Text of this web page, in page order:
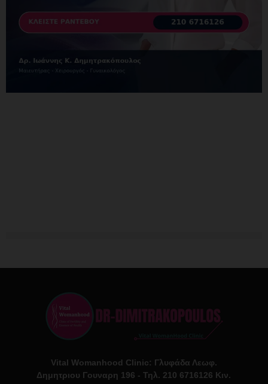
Vital Womanhood Clinic: Γλυφάδα Λεωφ.
Δημητριου Γουναρη 196 - Τηλ. 210 6716126 Κιν.